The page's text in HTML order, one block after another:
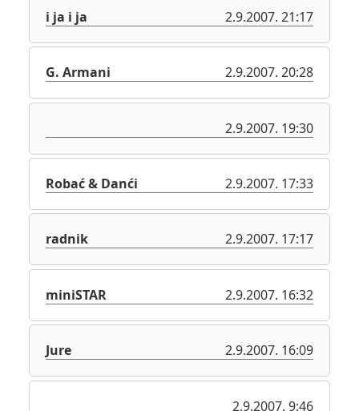
i ja i ja 2.9.2007. 21:17
G. Armani 2.9.2007. 20:28
2.9.2007. 19:30
Robać & Danći 2.9.2007. 17:33
radnik 2.9.2007. 17:17
miniSTAR 2.9.2007. 16:32
Jure 2.9.2007. 16:09
2.9.2007. 9:46